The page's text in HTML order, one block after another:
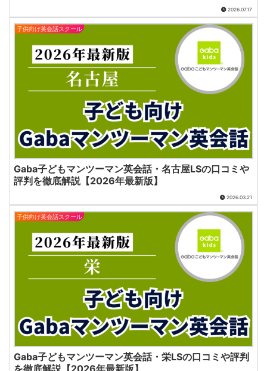
2026.07.17
子供向け英会話スクール
Gaba子どもマンツーマン英会話・名古屋LSの口コミや
評判を徹底解説【2026年最新版】
2026.03.21
子供向け英会話スクール
Gaba子どもマンツーマン英会話・栄LSの口コミや評判